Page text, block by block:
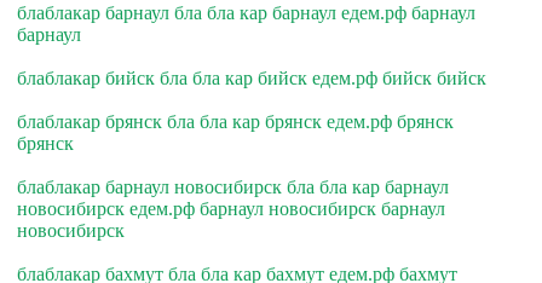
блаблакар барнаул бла бла кар барнаул едем.рф барнаул
барнаул
блаблакар бийск бла бла кар бийск едем.рф бийск бийск
блаблакар брянск бла бла кар брянск едем.рф брянск
брянск
блаблакар барнаул новосибирск бла бла кар барнаул
новосибирск едем.рф барнаул новосибирск барнаул
новосибирск
блаблакар бахмут бла бла кар бахмут едем.рф бахмут